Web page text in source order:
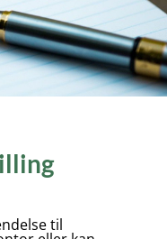
til